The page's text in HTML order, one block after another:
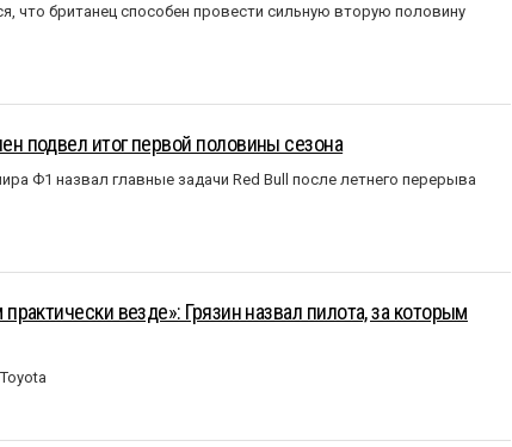
что британец способен провести сильную вторую половину
подвел итог первой половины сезона
Ф1 назвал главные задачи Red Bull после летнего перерыва
везде»: Грязин назвал пилота, за которым